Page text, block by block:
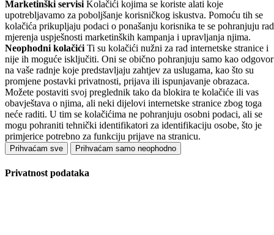
Marketinški servisi Kolačići kojima se koriste alati koje
upotrebljavamo za poboljšanje korisničkog iskustva. Pomoću tih se
kolačića prikupljaju podaci o ponašanju korisnika te se pohranjuju
mjerenja uspješnosti marketinških kampanja i upravljanja njima.
Neophodni kolačići Ti su kolačići nužni za rad internetske stranice i
nije ih moguće isključiti. Oni se obično pohranjuju samo kao odgovor
na vaše radnje koje predstavljaju zahtjev za uslugama, kao što su
promjene postavki privatnosti, prijava ili ispunjavanje obrazaca.
Možete postaviti svoj preglednik tako da blokira te kolačiće ili vas
obavještava o njima, ali neki dijelovi internetske stranice zbog toga
neće raditi. U tim se kolačićima ne pohranjuju osobni podaci, ali se
mogu pohraniti tehnički identifikatori za identifikaciju osobe, što je
primjerice potrebno za funkciju prijave na stranicu.
Prihvaćam sve Prihvaćam samo neophodno
Privatnost podataka